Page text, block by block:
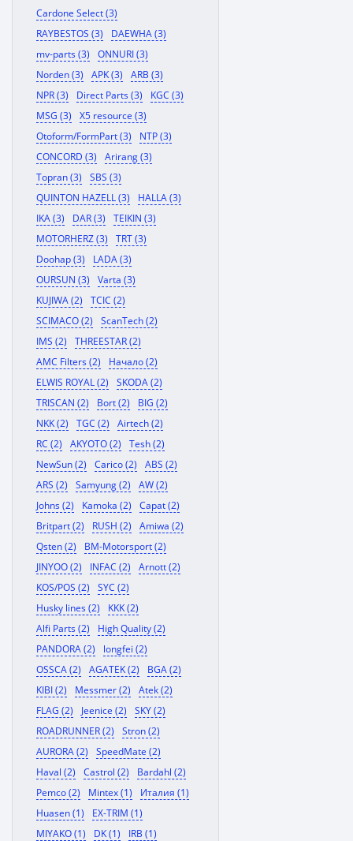
Cardone Select (3)
RAYBESTOS (3)
DAEWHA (3)
mv-parts (3)
ONNURI (3)
Norden (3)
APK (3)
ARB (3)
NPR (3)
Direct Parts (3)
KGC (3)
MSG (3)
X5 resource (3)
Otoform/FormPart (3)
NTP (3)
CONCORD (3)
Arirang (3)
Topran (3)
SBS (3)
QUINTON HAZELL (3)
HALLA (3)
IKA (3)
DAR (3)
TEIKIN (3)
MOTORHERZ (3)
TRT (3)
Doohap (3)
LADA (3)
OURSUN (3)
Varta (3)
KUJIWA (2)
TCIC (2)
SCIMACO (2)
ScanTech (2)
IMS (2)
THREESTAR (2)
AMC Filters (2)
Начало (2)
ELWIS ROYAL (2)
SKODA (2)
TRISCAN (2)
Bort (2)
BIG (2)
NKK (2)
TGC (2)
Airtech (2)
RC (2)
AKYOTO (2)
Tesh (2)
NewSun (2)
Carico (2)
ABS (2)
ARS (2)
Samyung (2)
AW (2)
Johns (2)
Kamoka (2)
Capat (2)
Britpart (2)
RUSH (2)
Amiwa (2)
Qsten (2)
BM-Motorsport (2)
JINYOO (2)
INFAC (2)
Arnott (2)
KOS/POS (2)
SYC (2)
Husky lines (2)
KKK (2)
Alfi Parts (2)
High Quality (2)
PANDORA (2)
longfei (2)
OSSCA (2)
AGATEK (2)
BGA (2)
KIBI (2)
Messmer (2)
Atek (2)
FLAG (2)
Jeenice (2)
SKY (2)
ROADRUNNER (2)
Stron (2)
AURORA (2)
SpeedMate (2)
Haval (2)
Castrol (2)
Bardahl (2)
Pemco (2)
Mintex (1)
Италия (1)
Huasen (1)
EX-TRIM (1)
MIYAKO (1)
DK (1)
IRB (1)